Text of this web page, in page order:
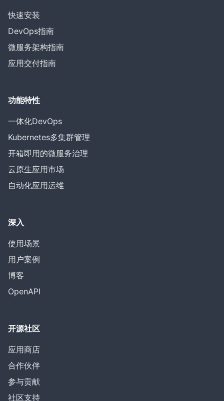
快速安装
DevOps指南
微服务架构指南
应用交付指南
功能特性
一体化DevOps
Kubernetes多集群管理
开箱即用的微服务治理
云原生应用市场
自动化应用运维
深入
使用场景
用户案例
博客
OpenAPI
开源社区
应用商店
合作伙伴
参与贡献
社区支持